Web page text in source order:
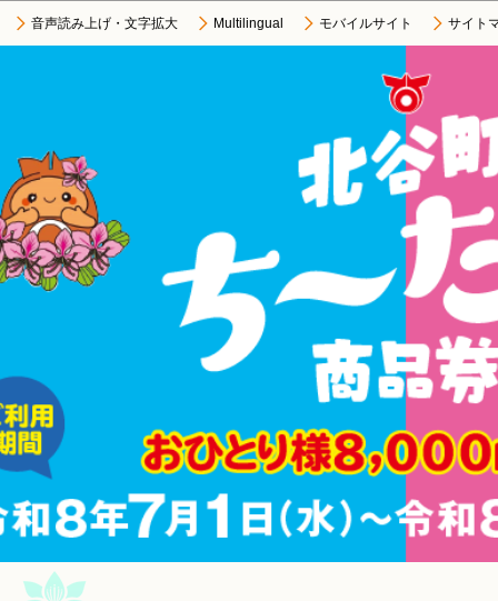
音声読み上げ・文字拡大 Multilingual モバイルサイト サイト